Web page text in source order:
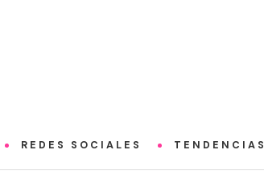
REDES SOCIALES TENDENCIAS